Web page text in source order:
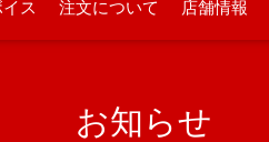
ス 注文について 店舗情報
お知らせ